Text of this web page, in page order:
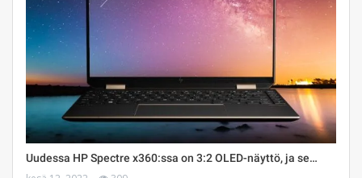
Uudessa HP Spectre x360:ssa on 3:2 OLED-näyttö, ja se…